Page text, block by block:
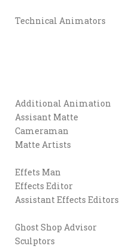
Technical Animators
Additional Animation
Assisant Matte
Cameraman
Matte Artists
Effets Man
Effects Editor
Assistant Effects Editors
Ghost Shop Advisor
Sculptors